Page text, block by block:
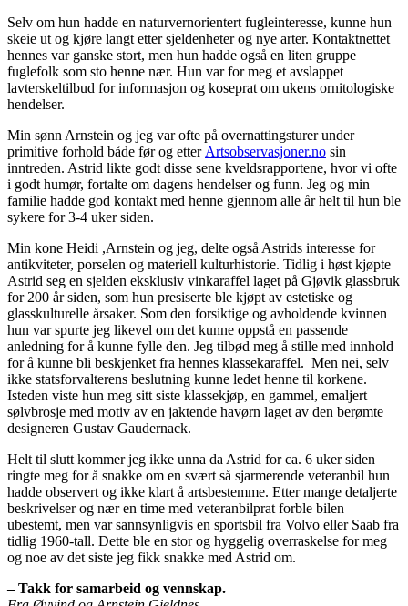
Selv om hun hadde en naturvernorientert fugleinteresse, kunne hun
skeie ut og kjøre langt etter sjeldenheter og nye arter. Kontaktnettet
hennes var ganske stort, men hun hadde også en liten gruppe
fuglefolk som sto henne nær. Hun var for meg et avslappet
lavterskeltilbud for informasjon og koseprat om ukens ornitologiske
hendelser.
Min sønn Arnstein og jeg var ofte på overnattingsturer under
primitive forhold både før og etter Artsobservasjoner.no sin
inntreden. Astrid likte godt disse sene kveldsrapportene, hvor vi ofte
i godt humør, fortalte om dagens hendelser og funn. Jeg og min
familie hadde god kontakt med henne gjennom alle år helt til hun ble
sykere for 3-4 uker siden.
Min kone Heidi ,Arnstein og jeg, delte også Astrids interesse for
antikviteter, porselen og materiell kulturhistorie. Tidlig i høst kjøpte
Astrid seg en sjelden eksklusiv vinkaraffel laget på Gjøvik glassbruk
for 200 år siden, som hun presiserte ble kjøpt av estetiske og
glasskulturelle årsaker. Som den forsiktige og avholdende kvinnen
hun var spurte jeg likevel om det kunne oppstå en passende
anledning for å kunne fylle den. Jeg tilbød meg å stille med innhold
for å kunne bli beskjenket fra hennes klassekaraffel. Men nei, selv
ikke statsforvalterens beslutning kunne ledet henne til korkene.
Isteden viste hun meg sitt siste klassekjøp, en gammel, emaljert
sølvbrosje med motiv av en jaktende havørn laget av den berømte
designeren Gustav Gaudernack.
Helt til slutt kommer jeg ikke unna da Astrid for ca. 6 uker siden
ringte meg for å snakke om en svært så sjarmerende veteranbil hun
hadde observert og ikke klart å artsbestemme. Etter mange detaljerte
beskrivelser og nær en time med veteranbilprat forble bilen
ubestemt, men var sannsynligvis en sportsbil fra Volvo eller Saab fra
tidlig 1960-tall. Dette ble en stor og hyggelig overraskelse for meg
og noe av det siste jeg fikk snakke med Astrid om.
– Takk for samarbeid og vennskap.